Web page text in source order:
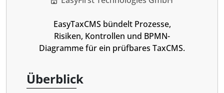
EasyTaxCMS bündelt Prozesse,
Risiken, Kontrollen und BPMN-
Diagramme für ein prüfbares TaxCMS.
Überblick